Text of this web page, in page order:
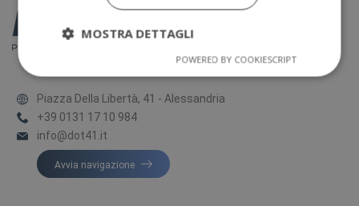
Piazza Della Libertà, 41 - Alessandria
+39 0131 17 10 984
info@dot41.it
Avvia navigazione
MOSTRA DETTAGLI
POWERED BY COOKIESCRIPT